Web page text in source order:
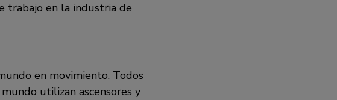
trabajo en la industria de
en movimiento. Todos
utilizan ascensores y